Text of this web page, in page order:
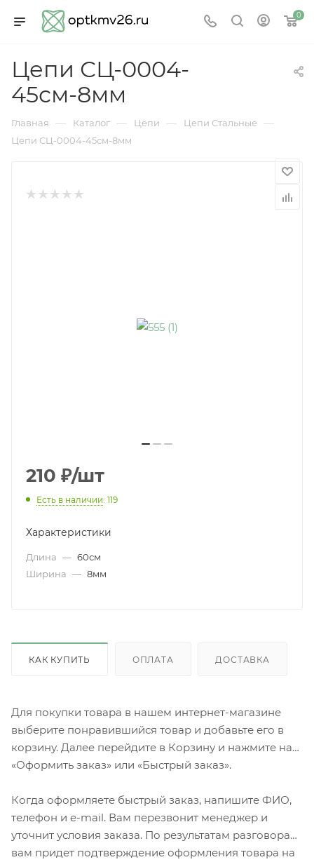
0
Цепи СЦ-0004-
45см-8мм
Главная — Каталог — Цепи — Цепи Стальные —
Цепи СЦ-0004-45см-8мм
210 ₽/шт
Есть в наличии: 119
Характеристики
Длина — 60см
Ширина — 8мм
КАК КУПИТЬ ОПЛАТА ДОСТАВКА
Для покупки товара в нашем интернет-магазине
выберите понравившийся товар и добавьте его в
корзину. Далее перейдите в Корзину и нажмите на
«Оформить заказ» или «Быстрый заказ».
Когда оформляете быстрый заказ, напишите ФИО,
телефон и e-mail. Вам перезвонит менеджер и
уточнит условия заказа. По результатам разговора
вам придет подтверждение оформления товара на